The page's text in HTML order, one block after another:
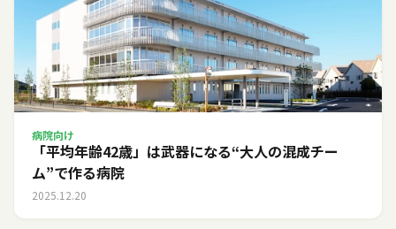
病院向け
「平均年齢42歳」は武器になる――“大人の混成チー
ム”で作る病院
2025.12.20